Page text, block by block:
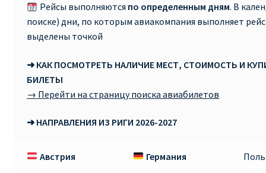
Ryanair Россия
RYANAIR УКРАИНА | АВИАБИЛЕТЫ ОТ €15
Херсона от € 15
RYANAIR.COM НА РУССКОМ – кнфтфшкюсщь
Рейсы выполняются по определенным дням. В
поиске) дни, по которым авиакомпания выполняет
выделены точкой
➜ КАК ПОСМОТРЕТЬ НАЛИЧИЕ МЕСТ, СТОИМОСТЬ И
БИЛЕТЫ
→ Перейти на страницу поиска авиабилетов
➜ НАПРАВЛЕНИЯ ИЗ РИГИ 2026-2027
Австрия Германия